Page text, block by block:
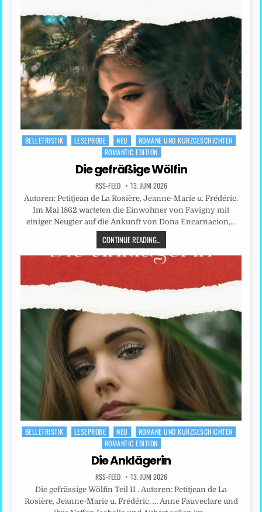
Posted
BELLETRISTIK LESEPROBE NEU
ROMANE UND KURZGESCHICHTEN
ROMANTIC EDITION
Die gefräßige Wölfin
RSS-FEED 13. JUNI 2026
Autoren: Petitjean de La Rosière, Jeanne-Marie u. Frédéric.
Im Mai 1862 warteten die Einwohner von Favigny mit
einiger Neugier auf die Ankunft von Dona Encarnacion,…
CONTINUE READING...
Posted
BELLETRISTIK LESEPROBE NEU
ROMANE UND KURZGESCHICHTEN
ROMANTIC EDITION
Die Anklägerin
RSS-FEED 13. JUNI 2026
Die gefrässige Wölfin Teil II . Autoren: Petitjean de La
Rosière, Jeanne-Marie u. Frédéric. … Anne Fauveclare und